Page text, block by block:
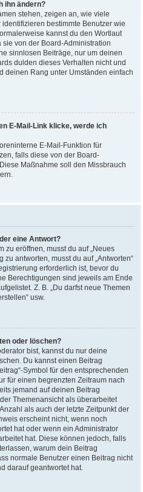
ihn ändern?
stehen, zeigen an, wie viele
bestimmte Benutzer wie
kannst du den Wortlaut
von der Board-Administration
sinnlosen Beiträge, nur um deinen
dulden dieses Verhalten nicht und
deinen Rang unter Umständen einfach
E-Mail-Link klicke, werde ich
E-Mail-Funktion für
falls diese von der Board-
Maßnahme soll den Missbrauch
eine Antwort?
zu eröffnen, musst du auf „Neues
zu antworten, musst du auf „Antworten“
erforderlich ist, bevor du
Berechtigungen sind jeweils am Ende
Z. B. „Du darfst neue Themen
usw.
oder löschen?
bist, kannst du nur deine
Du kannst einen Beitrag
Symbol für den entsprechenden
für einen begrenzten Zeitraum nach
jemand auf deinen Beitrag
Themenansicht als überarbeitet
als auch der letzte Zeitpunkt der
erscheint nicht, wenn noch
hat oder wenn ein Administrator
hat. Diese können jedoch, falls
warum dein Beitrag
normale Benutzer einen Beitrag nicht
darauf geantwortet hat.